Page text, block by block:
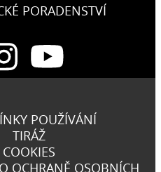
PORADENSTVÍ
POUŽÍVÁNÍ
TIRÁŽ
COOKIES
OCHRANĚ OSOBNÍCH